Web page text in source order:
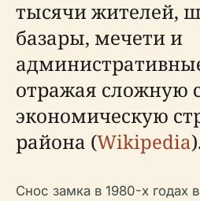
тысячи жителей,
базары, мечети и
отражая сложную
экономическую
района (Wikipedia
Снос замка в 1980-х годах